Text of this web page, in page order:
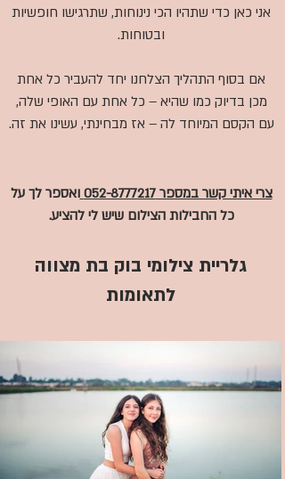
אני כאן כדי שתהיו הכי נינוחות, שתרגישו חופשיות
ובטוחות.
אם בסוף התהליך הצלחנו יחד להעביר כל אחת
מכן בדיוק כמו שהיא – כל אחת עם האופי שלה,
עם הקסם המיוחד לה – אז מבחינתי, עשינו את זה.
צרי איתי קשר במספר 052-8777217
ואספר לך על
כל החבילות הצילום שיש לי להציע.
גלריית צילומי בוק בת מצווה
לתאומות